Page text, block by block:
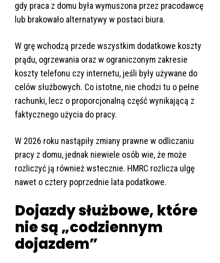
gdy praca z domu była wymuszona przez pracodawcę
lub brakowało alternatywy w postaci biura.
W grę wchodzą przede wszystkim dodatkowe koszty
prądu, ogrzewania oraz w ograniczonym zakresie
koszty telefonu czy internetu, jeśli były używane do
celów służbowych. Co istotne, nie chodzi tu o pełne
rachunki, lecz o proporcjonalną część wynikającą z
faktycznego użycia do pracy.
W 2026 roku nastąpiły zmiany prawne w odliczaniu
pracy z domu, jednak niewiele osób wie, że może
rozliczyć ją również wstecznie. HMRC rozlicza ulgę
nawet o cztery poprzednie lata podatkowe.
Dojazdy służbowe, które
nie są „codziennym
dojazdem”